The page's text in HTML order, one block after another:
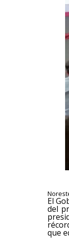
El
del
que